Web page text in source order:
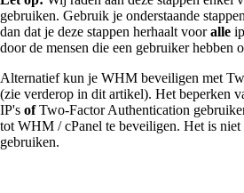
gebruiken. Gebruik je onderstaande
dan dat je deze stappen herhaalt vooralle
door de mensen die een gebruiker hebben
Alternatief kun je WHM beveiligen met
(zie verderop in dit artikel). Het beperken
IP's ofTwo-Factor Authentication
tot WHM / cPanel te beveiligen. Het is
gebruiken.